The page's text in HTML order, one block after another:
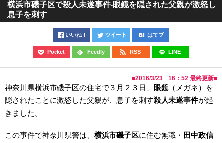
横浜市磯子区で殺人未遂事件-眼鏡を隠された父親が激怒し
息子を刺す
いいね！ ツイート はてブ
Pocket Feedly RSS LINE
■2016/3/23 16：52 最終更新■
神奈川県横浜市磯子区の住宅で３月２３日、 眼鏡（メガネ）を
隠されたことに激怒した父親が、息子を刺す殺人未遂事件が起
きました。
この事件で神奈川県警は、 横浜市磯子区に住む無職・ 田中政信